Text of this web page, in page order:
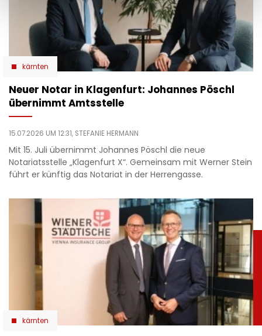
kärnten
Neuer Notar in Klagenfurt: Johannes Pöschl
übernimmt Amtsstelle
15.07.2026 UM 12:31, STEFANIE HERMANN
Mit 15. Juli übernimmt Johannes Pöschl die neue
Notariatsstelle „Klagenfurt X“. Gemeinsam mit Werner Stein
führt er künftig das Notariat in der Herrengasse.
kärnten